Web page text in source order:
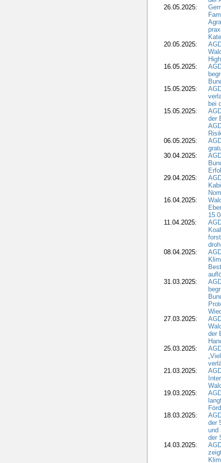
26.05.2025:
20.05.2025:
16.05.2025:
15.05.2025:
bei
15.05.2025:
der
06.05.2025:
30.04.2025:
29.04.2025:
16.04.2025:
11.04.2025:
08.04.2025:
31.03.2025:
27.03.2025:
der
25.03.2025:
21.03.2025:
19.03.2025:
18.03.2025:
der
und
der
14.03.2025: